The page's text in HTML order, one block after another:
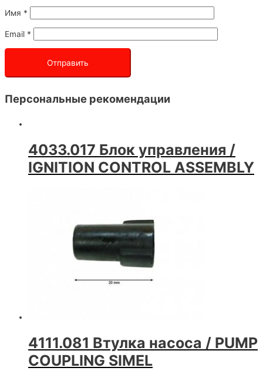
Имя *
Email *
Персональные рекомендации
4033.017 Блок управления /
IGNITION CONTROL ASSEMBLY
4111.081 Втулка насоса / PUMP
COUPLING SIMEL